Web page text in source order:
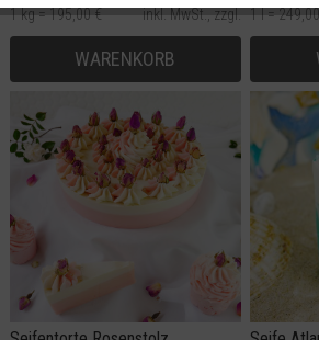
1 kg = 195,00 € inkl. MwSt.,zzgl.
Versand
WARENKORB
1 l =